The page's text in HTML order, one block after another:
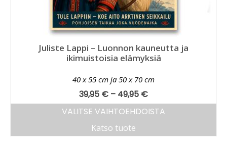
Juliste Lappi – Luonnon kauneutta ja
ikimuistoisia elämyksiä
40 x 55 cm ja 50 x 70 cm
39,95 € – 49,95 €
VALITSE VAIHTOEHDOISTA
Katso tuote